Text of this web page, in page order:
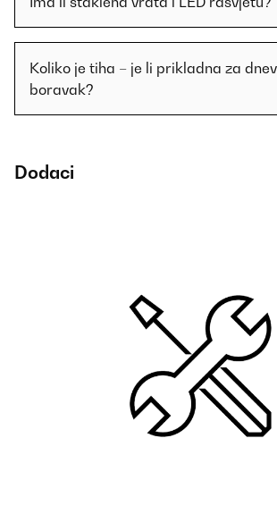
Koliko je tiha – je li prikladna za
boravak?
Dodaci